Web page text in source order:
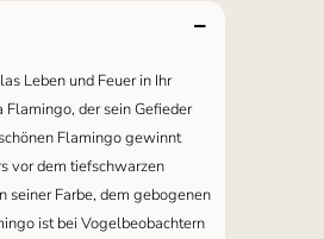
Leben und Feuer in Ihr
der sein Gefieder
Flamingo gewinnt
vor dem tiefschwarzen
seiner Farbe, dem gebogenen
ist bei Vogelbeobachtern